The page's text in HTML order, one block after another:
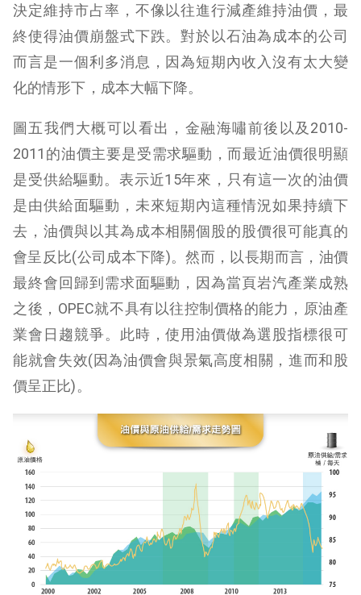
決定維持市占率，不像以往進行減產維持油價，最
終使得油價崩盤式下跌。對於以石油為成本的公司
而言是一個利多消息，因為短期內收入沒有太大變
化的情形下，成本大幅下降。
圖五我們大概可以看出，金融海嘯前後以及2010-
2011的油價主要是受需求驅動，而最近油價很明顯
是受供給驅動。表示近15年來，只有這一次的油價
是由供給面驅動，未來短期內這種情況如果持續下
去，油價與以其為成本相關個股的股價很可能真的
會呈反比(公司成本下降)。然而，以長期而言，油價
最終會回歸到需求面驅動，因為當頁岩汽產業成熟
之後，OPEC就不具有以往控制價格的能力，原油產
業會日趨競爭。此時，使用油價做為選股指標很可
能就會失效(因為油價會與景氣高度相關，進而和股
價呈正比)。